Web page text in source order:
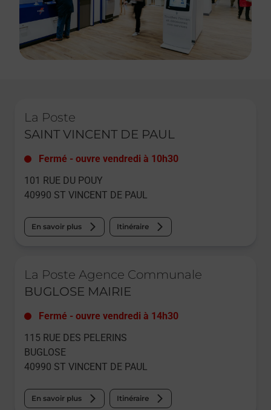
La Poste
SAINT VINCENT DE PAUL
Fermé - ouvre vendredi à 10h30
101 RUE DU POUY
40990 ST VINCENT DE PAUL
En savoir plus Itinéraire
La Poste Agence Communale
BUGLOSE MAIRIE
Fermé - ouvre vendredi à 14h30
115 RUE DES PELERINS
BUGLOSE
40990 ST VINCENT DE PAUL
En savoir plus Itinéraire